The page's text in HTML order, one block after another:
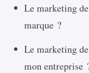
Le marketing
marque ?
Le marketing
mon entreprise